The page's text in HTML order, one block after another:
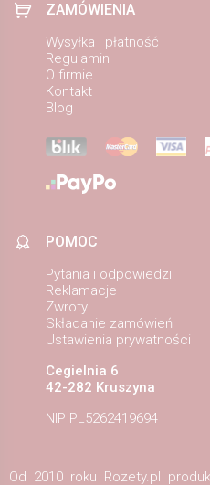
ZAMÓWIENIA
Wysyłka i płatność
Regulamin
O firmie
Kontakt
Blog
POMOC
Pytania i odpowiedzi
Reklamacje
Zwroty
Składanie zamówień
Ustawienia prywatności
Cegielnia 6
42-282 Kruszyna
NIP PL5262419694
Od 2010 roku Rozety.pl